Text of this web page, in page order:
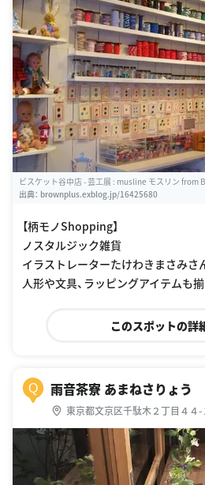
ビスケット谷中店 - 芸工展 : musline モスリン from
出典： brownplus.exblog.jp/16425680
【柄モノShopping】
ノスタルジック雑貨
イラストレーターたけわきまさみさ
人形や文具、ラッピングアイテムも
このスポットの詳
Q 雨音茶寮 あまねさりょう
東京都文京区千駄木２丁目４４-